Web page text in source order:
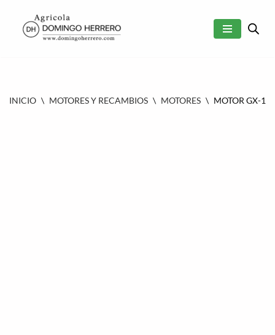
SALTAR
INICIO \ MOTORES Y RECAMBIOS \ MOTORES \ MOTOR GX-